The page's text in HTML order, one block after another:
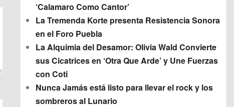
‘Calamaro Como Cantor’
La Tremenda Korte presenta Resistencia Sonora
en el Foro Puebla
La Alquimia del Desamor: Olivia Wald Convierte
sus Cicatrices en ‘Otra Que Arde’ y Une Fuerzas
con Coti
Nunca Jamás está listo para llevar el rock y los
sombreros al Lunario